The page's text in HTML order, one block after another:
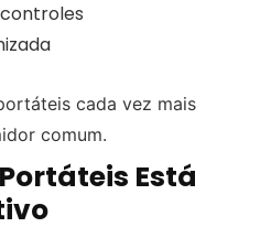
cada vez mais
comum.
Está